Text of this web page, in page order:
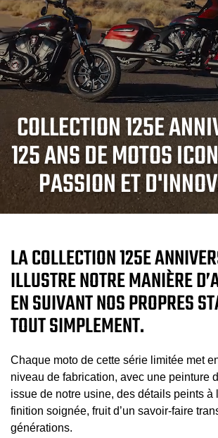
COLLECTION 125E
125 ANS DE MOTOS
PASSION ET
LA COLLECTION 125E
ILLUSTRE NOTRE MANIÈRE
EN SUIVANT NOS PROPRES
TOUT SIMPLEMENT.
Chaque moto de cette série limitée met
niveau de fabrication, avec une peinture
issue de notre usine, des détails peints à
finition soignée, fruit d’un savoir‑faire
générations.